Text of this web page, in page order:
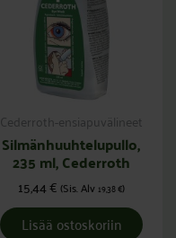
Cederroth-ensiapuvälineet
Silmänhuuhtelupullo,
235 ml, Cederroth
15,44€(Sis. Alv 19,38€)
Lisää ostoskoriin